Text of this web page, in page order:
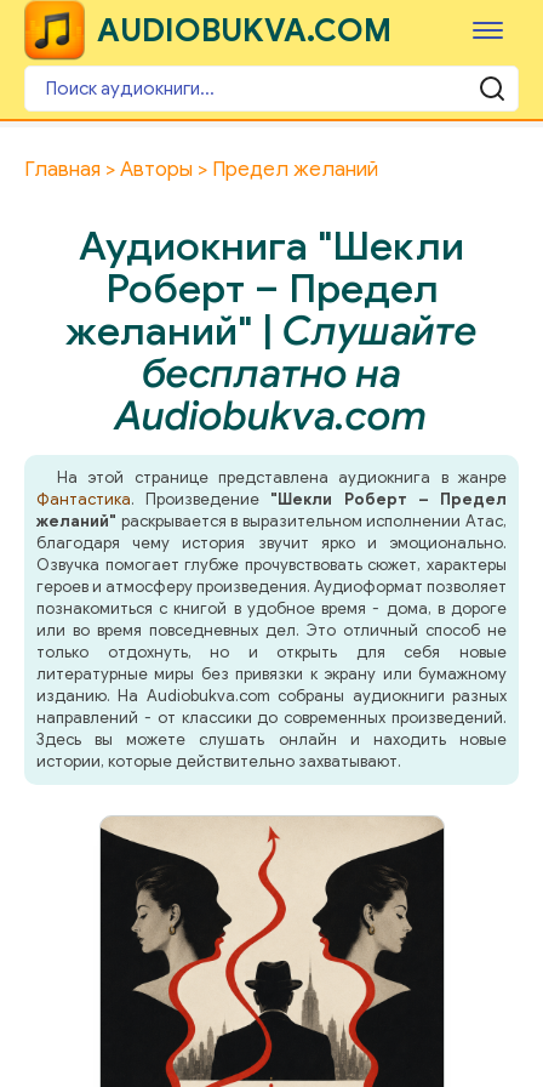
AUDIOBUKVA.COM
Главная Авторы Предел желаний
Аудиокнига "Шекли
Роберт – Предел
желаний" | Слушайте
бесплатно на
Audiobukva.com
На этой странице представлена аудиокнига в жанре
Фантастика. Произведение "Шекли Роберт – Предел
желаний" раскрывается в выразительном исполнении Атас,
благодаря чему история звучит ярко и эмоционально.
Озвучка помогает глубже прочувствовать сюжет, характеры
героев и атмосферу произведения. Аудиоформат позволяет
познакомиться с книгой в удобное время - дома, в дороге
или во время повседневных дел. Это отличный способ не
только отдохнуть, но и открыть для себя новые
литературные миры без привязки к экрану или бумажному
изданию. На Audiobukva.com собраны аудиокниги разных
направлений - от классики до современных произведений.
Здесь вы можете слушать онлайн и находить новые
истории, которые действительно захватывают.